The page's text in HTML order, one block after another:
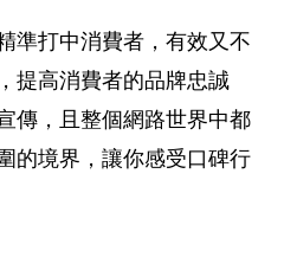
準打中消費者，有效又不
提高消費者的品牌忠誠
傳，且整個網路世界中都
的境界，讓你感受口碑行